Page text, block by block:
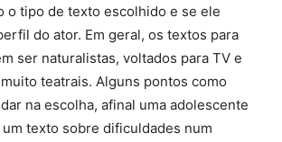
o tipo de texto escolhido e se ele
do ator. Em geral, os textos para
ser naturalistas, voltados para TV e
teatrais. Alguns pontos como
na escolha, afinal uma adolescente
texto sobre dificuldades num